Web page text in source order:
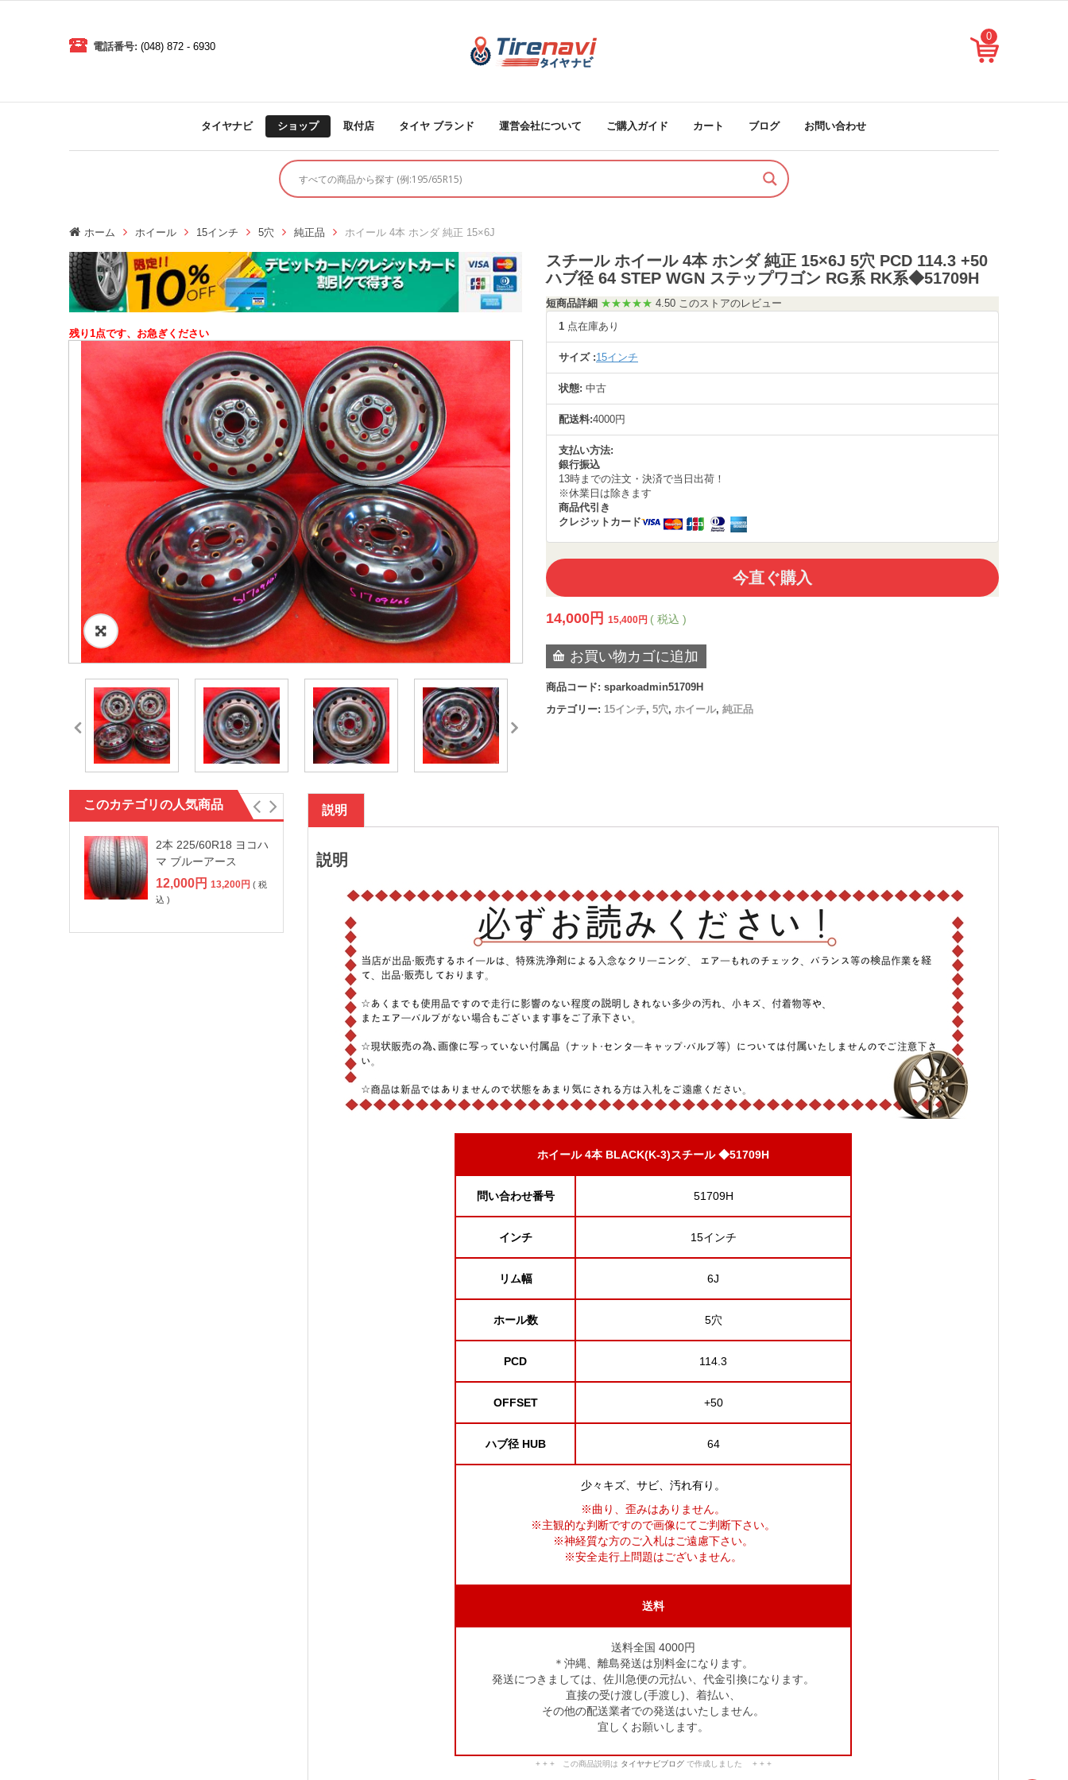
0
電話番号: (048) 872 - 6930
タイヤナビ ショップ 取付店 タイヤ ブランド 運営会社について ご購入ガイド カート ブログ お問い合わせ
ホーム ホイール 15インチ 5穴 純正品 ホイール 4本 ホンダ 純正 15×6J
残り1点です、お急ぎください
スチール ホイール 4本 ホンダ 純正 15×6J 5穴 PCD 114.3 +50
ハブ径 64 STEP WGN ステップワゴン RG系 RK系◆51709H
短商品詳細 ★★★★★ 4.50 このストアのレビュー
1 点在庫あり
サイズ :15インチ
状態: 中古
配送料:4000円
支払い方法:
銀行振込
13時までの注文・決済で当日出荷！
※休業日は除きます
商品代引き
クレジットカード
今直ぐ購入
14,000 円 15,400円 ( 税込 )
お買い物カゴに追加
商品コード: sparkoadmin51709H
カテゴリー: 15インチ, 5穴, ホイール, 純正品
このカテゴリの人気商品
2本 225/60R18 ヨコハ
マ ブルーアース
12,000円 13,200円 ( 税
込 )
説明
説明
ホイール 4本 BLACK(K-3)スチール◆51709H
問い合わせ番号 51709H
インチ 15インチ
リム幅 6J
ホール数 5穴
PCD 114.3
OFFSET +50
ハブ径 HUB 64
少々キズ、サビ、汚れ有り。
※曲り、歪みはありません。
※主観的な判断ですので画像にてご判断下さい。
※神経質な方のご入札はご遠慮下さい。
※安全走行上問題はございません。
送料
送料全国 4000円
＊沖縄、離島発送は別料金になります。
発送につきましては、佐川急便の元払い、代金引換になります。
直接の受け渡し(手渡し)、着払い、
その他の配送業者での発送はいたしません。
宜しくお願いします。
+ + + この商品説明は タイヤナビブログで作成しました + + +